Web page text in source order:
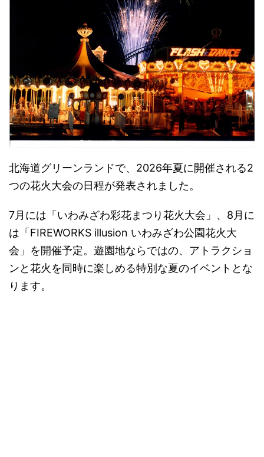
北海道グリーンランドで、2026年夏に開催される2
つの花火大会の日程が発表されました。
7月には「いわみざわ彩花まつり花火大会」、8月に
は「FIREWORKS illusion いわみざわ公園花火大
会」を開催予定。遊園地ならではの、アトラクショ
ンと花火を同時に楽しめる特別な夏のイベントとな
ります。